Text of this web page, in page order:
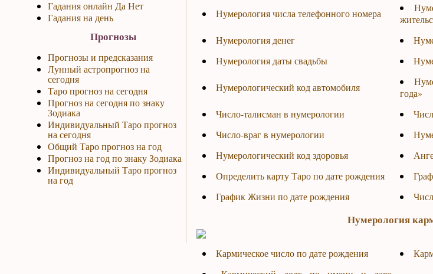
Гадания онлайн Да Нет
Гадания на день
Прогнозы
Прогнозы и предсказания
Лунный астропрогноз на
сегодня
Таро прогноз на сегодня
Прогноз на сегодня по знаку
Зодиака
Индивидуальный Таро прогноз
на сегодня
Общий Таро прогноз на год
Прогноз на год по знаку Зодиака
Индивидуальный Таро прогноз
на год
Нумерология числа телефонного номера
Нумерология денег
Нумерология даты свадьбы
Нумерологический код автомобиля
года»
Число-талисман в нумерологии
Число-враг в нумерологии
Нумерологический код здоровья
Определить карту Таро по дате рождения
График Жизни по дате рождения
Нумерология
Кармическое число по дате рождения